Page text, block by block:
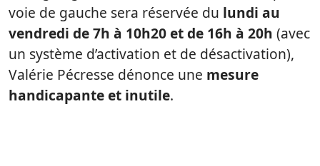
voie de gauche sera réservée du lundi au
vendredi de 7h à 10h20 et de 16h à 20h (avec
un système d’activation et de désactivation),
Valérie Pécresse dénonce une mesure
handicapante et inutile.